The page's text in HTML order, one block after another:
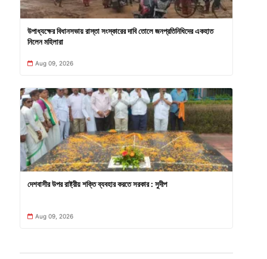
উপাধ্যক্ষের বিধানসভায় রাস্তা সংস্কারের দাবি তোলে জনপ্রতিনিধিদের একহাত
নিলেন মহিলারা
Aug 09, 2026
দেশবাসীর উপর রাষ্ট্রীয় শক্তি ব্যবহার করতে সরকার : সুদীপ
Aug 09, 2026